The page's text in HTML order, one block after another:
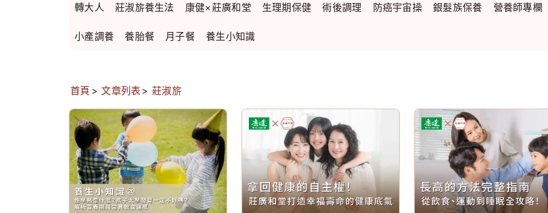
轉大人 莊淑旂養生法 康健×莊廣和堂 生理期保健 術後調理 防癌宇宙操 銀髮族保養 營養師專欄
小產調養 養胎餐 月子餐 養生小知識
首頁 文章列表 莊淑旂